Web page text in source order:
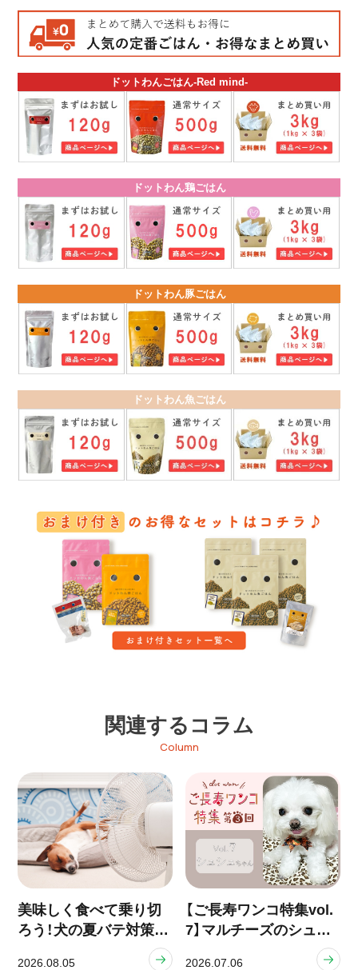
ドットわんごはん-Red mind-
ドットわん鶏ごはん
ドットわん豚ごはん
ドットわん魚ごはん
関連するコラム
Column
美味しく食べて乗り切
ろう！犬の夏バテ対策と
2026.08.05
【ご長寿ワンコ特集vol.
7】マルチーズのシュシ
2026.07.06